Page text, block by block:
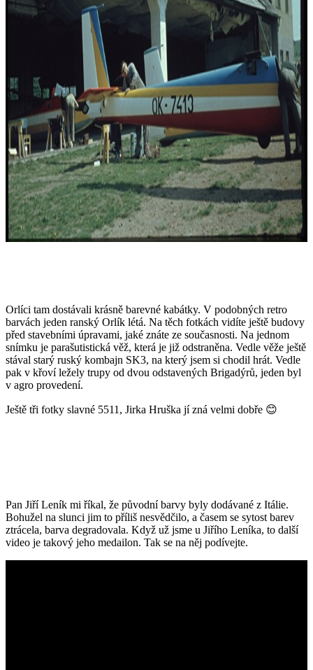
Orlíci tam dostávali krásně barevné kabátky. V podobných retro
barvách jeden ranský Orlík létá. Na těch fotkách vidíte ještě budovy
před stavebními úpravami, jaké znáte ze současnosti. Na jednom
snímku je parašutistická věž, která je již odstraněna. Vedle věže ještě
stával starý ruský kombajn SK3, na který jsem si chodil hrát. Vedle
pak v křoví ležely trupy od dvou odstavených Brigadýrů, jeden byl
v agro provedení.
Ještě tři fotky slavné 5511, Jirka Hruška jí zná velmi dobře 😊
Pan Jiří Leník mi říkal, že původní barvy byly dodávané z Itálie.
Bohužel na slunci jim to příliš nesvědčilo, a časem se sytost barev
ztrácela, barva degradovala. Když už jsme u Jiřího Leníka, to další
video je takový jeho medailon. Tak se na něj podívejte.